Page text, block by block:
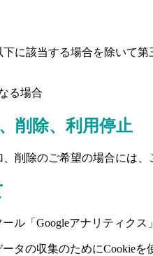
に該当する場合を除いて第
る場合
削除、利用停止
削除のご希望の場合には
ル「Googleアナリティクス
タの収集のためにCookie